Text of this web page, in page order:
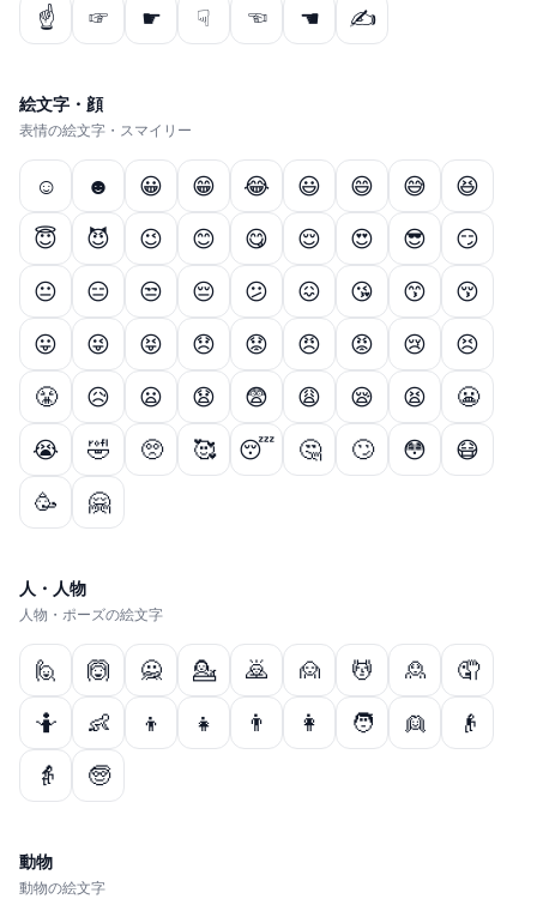
☝
☞ ☛ ☟ ☜ ☚ ✍
絵文字・顔
表情の絵文字・スマイリー
☺ ☻ 😀 😁 😂 😃 😄 😅
😆
😇
😈 😉 😊 😋 😌 😍 😎
😏
😐
😑 😒 😔 😕 😖 😘 😙
😚
😛
😜 😝 😞 😟 😠 😡 😢
😣
😤
😥 😦 😧 😨 😩 😪 😫
😬
😭
🤣 🥺 🥰 😴 🤔 🙄 😳
😷
🥳
🤗
人・人物
人物・ポーズの絵文字
🙋 🙆 🙅 💁 🙇 🙍 💆 🙎
🤦
🤷
👶 👦 👧 👨 👩 🧑 👱
👴
👵
🧓
動物
動物の絵文字